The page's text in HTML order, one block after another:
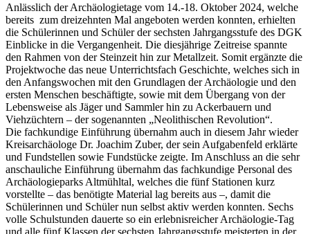
Anlässlich der Archäologietage vom 14.-18. Oktober 2024, welche
bereits zum dreizehnten Mal angeboten werden konnten, erhielten
die Schülerinnen und Schüler der sechsten Jahrgangsstufe des DGK
Einblicke in die Vergangenheit. Die diesjährige Zeitreise spannte
den Rahmen von der Steinzeit hin zur Metallzeit. Somit ergänzte die
Projektwoche das neue Unterrichtsfach Geschichte, welches sich in
den Anfangswochen mit den Grundlagen der Archäologie und den
ersten Menschen beschäftigte, sowie mit dem Übergang von der
Lebensweise als Jäger und Sammler hin zu Ackerbauern und
Viehzüchtern – der sogenannten „Neolithischen Revolution“.
Die fachkundige Einführung übernahm auch in diesem Jahr wieder
Kreisarchäologe Dr. Joachim Zuber, der sein Aufgabenfeld erklärte
und Fundstellen sowie Fundstücke zeigte. Im Anschluss an die sehr
anschauliche Einführung übernahm das fachkundige Personal des
Archäologieparks Altmühltal, welches die fünf Stationen kurz
vorstellte – das benötigte Material lag bereits aus –, damit die
Schülerinnen und Schüler nun selbst aktiv werden konnten. Sechs
volle Schulstunden dauerte so ein erlebnisreicher Archäologie-Tag
und alle fünf Klassen der sechsten Jahrgangsstufe meisterten in der